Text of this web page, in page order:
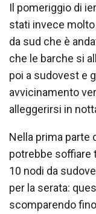
Il pomeriggio di
stati invece
da sud che è
che le barche si
poi a sudovest e
avvicinamento
alleggerirsi in
Nella prima parte
potrebbe soffiare
10 nodi da
per la serata:
scomparendo